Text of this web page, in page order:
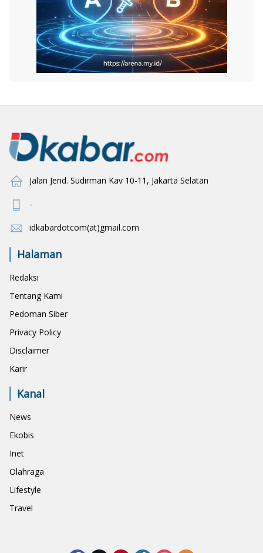
Jalan Jend. Sudirman Kav 10-11, Jakarta Selatan
-
idkabardotcom(at)gmail.com
Halaman
Redaksi
Tentang Kami
Pedoman Siber
Privacy Policy
Disclaimer
Karir
Kanal
News
Ekobis
Inet
Olahraga
Lifestyle
Travel